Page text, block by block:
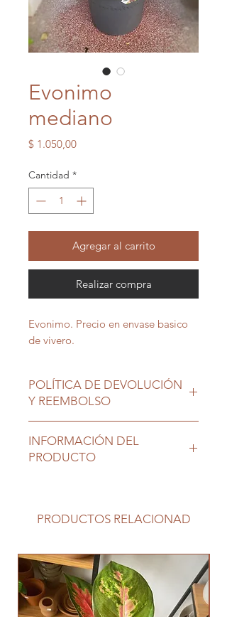
Evonimo
mediano
$ 1.050,00Precio
Cantidad *
Agregar al carrito
Realizar compra
Evonimo. Precio en envase basico
de vivero.
POLÍTICA DE DEVOLUCIÓN
Y REEMBOLSO
requieren nuestro cuidado, una vez
en su nuevo hogar no tienen
INFORMACIÓN DEL
PRODUCTO
riegos
PRODUCTOS RELACIONAD